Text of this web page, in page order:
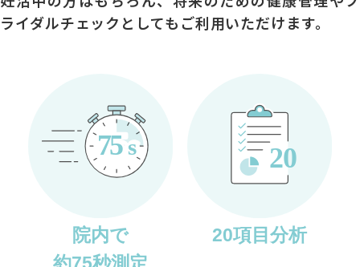
ライダルチェックとしてもご利用いただけます。
院内で
約75秒測定
20項目分析